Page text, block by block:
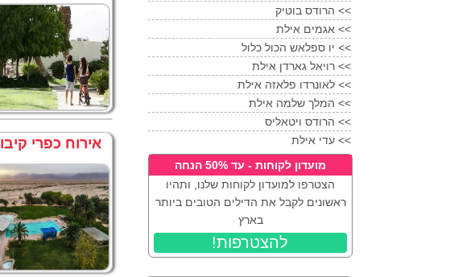
אירוח כפרי
הרודס בוטיק <<
אגמים אילת <<
יו ספלאש הכול כלול <<
רויאל גארדן אילת <<
לאונרדו פלאזה אילת <<
המלך שלמה אילת <<
הרודס ויטאליס <<
עדי אילת <<
מועדון לקוחות - עד 50% הנחה
הצטרפו למועדון לקוחות שלנו, ותהיו
ראשונים לקבל את הדילים הטובים ביותר
בארץ
!להצטרפות
במחיר בלעדי
מלון אקויהאילת
מלון דירות אלמוגים
אילת
מלון דןאילת
מלון דן פנורמה
אילת
אילתבמבצע ישראכרט
מלון הרברט אורכידאהאילתהכול כלול
מלון הרברט סמואל ריףאילת
מלון הרודס בוטיק
אילת
אילת
מלון הרודס פאלאס
אילת